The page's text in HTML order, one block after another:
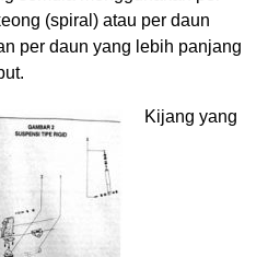
(spiral) atau per daun
per daun yang lebih panjang
Kijang yang